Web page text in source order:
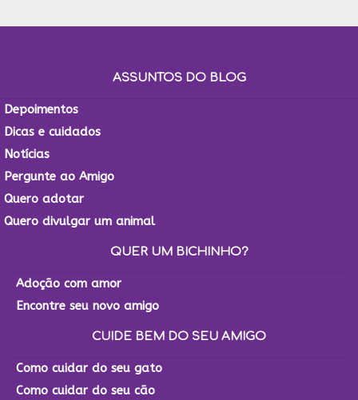
ASSUNTOS DO BLOG
Depoimentos
Dicas e cuidados
Notícias
Pergunte ao Amigo
Quero adotar
Quero divulgar um animal
QUER UM BICHINHO?
Adoção com amor
Encontre seu novo amigo
CUIDE BEM DO SEU AMIGO
Como cuidar do seu gato
Como cuidar do seu cão